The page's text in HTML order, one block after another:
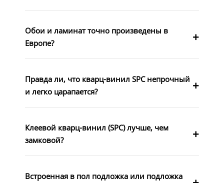
Обои и ламинат точно произведены в
Европе?
Правда ли, что кварц-винил SPC непрочный
и легко царапается?
Клеевой кварц-винил (SPC) лучше, чем
замковой?
Встроенная в пол подложка или подложка